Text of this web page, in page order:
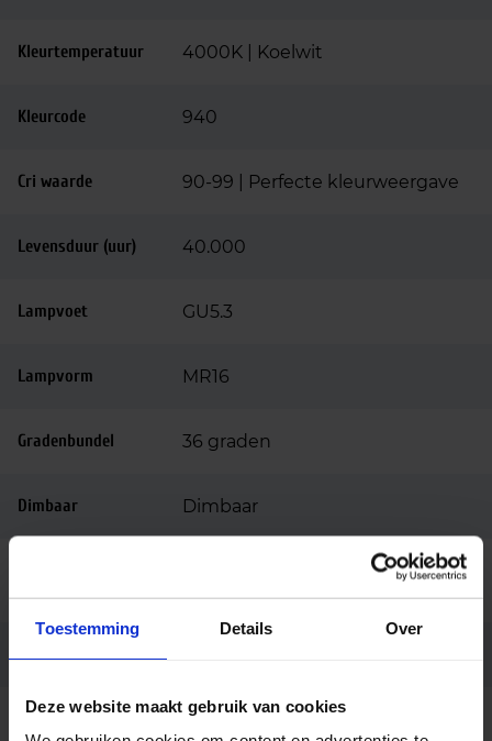
Toestemming Details Over
Deze website maakt gebruik van cookies
Kleurtemperatuur 4000K | Koelwit
Kleurcode 940
Cri waarde 90-99 | Perfecte kleurweergave
Levensduur (uur) 40.000
Lampvoet GU5.3
Lampvorm MR16
Gradenbundel 36 graden
Dimbaar Dimbaar
Vorm
Merk Philips